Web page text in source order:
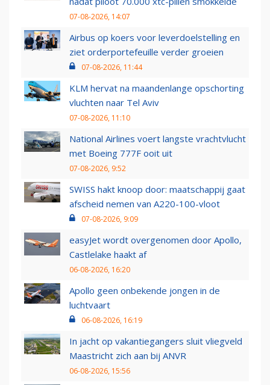
07-08-2026, 14:07
Airbus op koers voor leverdoelstelling en
ziet orderportefeuille verder groeien
07-08-2026, 11:44
KLM hervat na maandenlange opschorting
vluchten naar Tel Aviv
07-08-2026, 11:10
National Airlines voert langste vrachtvlucht
met Boeing 777F ooit uit
07-08-2026, 9:52
SWISS hakt knoop door: maatschappij gaat
afscheid nemen van A220-100-vloot
07-08-2026, 9:09
easyJet wordt overgenomen door Apollo,
Castlelake haakt af
06-08-2026, 16:20
Apollo geen onbekende jongen in de
luchtvaart
06-08-2026, 16:19
In jacht op vakantiegangers sluit vliegveld
Maastricht zich aan bij ANVR
06-08-2026, 15:56